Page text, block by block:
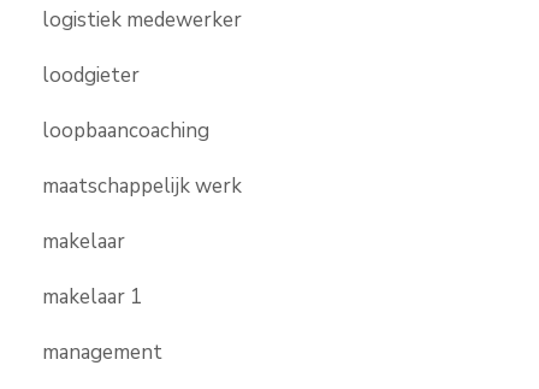
logistiek medewerker
loodgieter
loopbaancoaching
maatschappelijk werk
makelaar
makelaar 1
management